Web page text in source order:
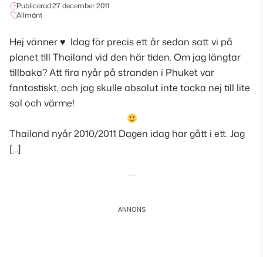
Publicerad,27 december 2011
Allmänt
Hej vänner♥ Idag för precis ett år sedan satt vi på
planet till Thailand vid den här tiden. Om jag längtar
tillbaka? Att fira nyår på stranden i Phuket var
fantastiskt, och jag skulle absolut inte tacka nej till lite
sol och värme!
Thailand nyår 2010/2011 Dagen idag har gått i ett. Jag
[…]